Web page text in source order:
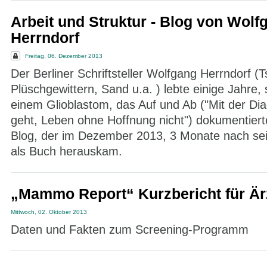
Arbeit und Struktur - Blog von
Herrndorf
Freitag, 06. Dezember 2013
Der Berliner Schriftsteller Wolfgang Herrndorf
Plüschgewittern, Sand u.a. ) lebte einige Jahre,
einem Glioblastom, das Auf und Ab ("Mit der
geht, Leben ohne Hoffnung nicht")
Blog, der im Dezember 2013, 3 Monate nach
als Buch herauskam.
„Mammo Report“ Kurzbericht für
Mittwoch, 02. Oktober 2013
Daten und Fakten zum Screening-Programm